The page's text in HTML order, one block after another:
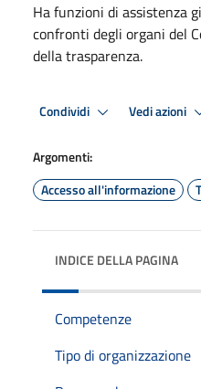
Ha funzioni di assistenza
confronti degli organi del
della trasparenza.
Condividi Vedi azioni
Argomenti:
Accesso all'informazione
INDICE DELLA PAGINA
Competenze
Tipo di organizzazione